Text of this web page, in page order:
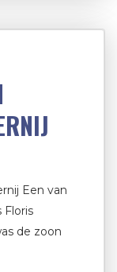
Een van
Floris
de zoon